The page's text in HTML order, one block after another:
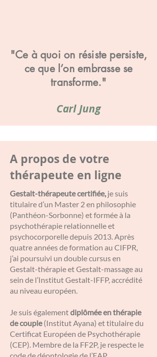
"Ce à quoi on résiste persiste,
ce que l’on embrasse se
transforme."
Carl Jung
A propos de votre
thérapeute en ligne
Gestalt-thérapeute certifiée,je suis
titulaire d’un Master 2 en philosophie
(Panthéon-Sorbonne) et formée à la
psychothérapie relationnelle et
psychocorporelle depuis 2013. Après
quatre années de formation au CIFPR,
j’ai poursuivi un double cursus en
Gestalt-thérapie et Gestalt-massage au
sein de l’Institut Gestalt-IFFP, accrédité
au niveau européen.
Je suis égalementdiplômée en thérapie
de couple(Institut Ayana) et titulaire du
Certificat Européen de Psychothérapie
(CEP). Membre de la FF2P, je respecte le